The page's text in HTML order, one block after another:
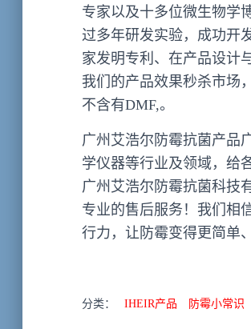
专家以及十多位微生物学
过多年研发实验，成功开
家发明专利、在产品设计
我们的产品效果秒杀市场
不含有DMF,。
广州艾浩尔防霉抗菌产品
学仪器等行业及领域，给
广州艾浩尔防霉抗菌科技
专业的售后服务！我们相
行力，让防霉变得更简单
分类： IHEIR产品 防霉小常识